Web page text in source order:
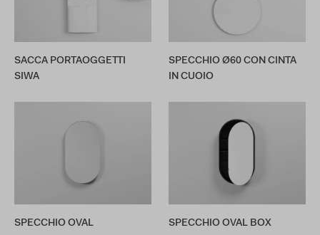
SACCA PORTAOGGETTI
SIWA
SPECCHIO Ø60 CON CINTA
IN CUOIO
SPECCHIO OVAL SPECCHIO OVAL BOX